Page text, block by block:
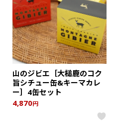
山のジビエ［大槌鹿のコク
旨シチュー缶&キーマカレ
ー］4缶セット
4,870円